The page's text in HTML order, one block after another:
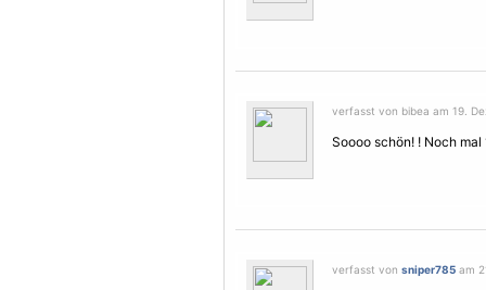
verfasst von bibea am 19.
Soooo schön! ! Noch mal
verfasst von sniper785 am